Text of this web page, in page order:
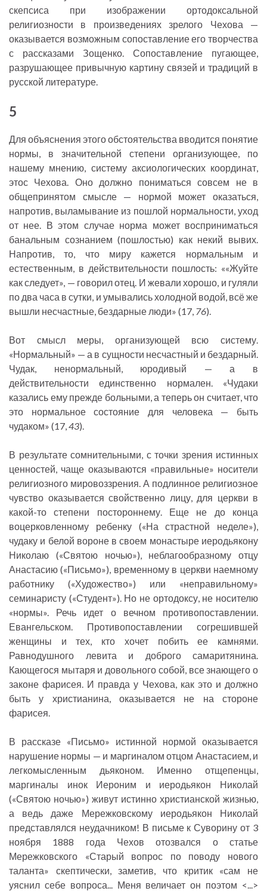
скепсиса при изображении ортодоксальной
религиозности в произведениях зрелого Чехова —
оказывается возможным сопоставление его творчества
с рассказами Зощенко. Сопоставление пугающее,
разрушающее привычную картину связей и традиций в
русской литературе.
5
Для объяснения этого обстоятельства вводится понятие
нормы, в значительной степени организующее, по
нашему мнению, систему аксиологических координат,
этос Чехова. Оно должно пониматься совсем не в
общепринятом смысле — нормой может оказаться,
напротив, выламывание из пошлой нормальности, уход
от нее. В этом случае норма может восприниматься
банальным сознанием (пошлостью) как некий вывих.
Напротив, то, что миру кажется нормальным и
естественным, в действительности пошлость: ««Жуйте
как следует», — говорил отец. И жевали хорошо, и гуляли
по два часа в сутки, и умывались холодной водой, всё же
вышли несчастные, бездарные люди» (17, 76).
Вот смысл меры, организующей всю систему.
«Нормальный» — а в сущности несчастный и бездарный.
Чудак, ненормальный, юродивый — а в
действительности единственно нормален. «Чудаки
казались ему прежде больными, а теперь он считает, что
это нормальное состояние для человека — быть
чудаком» (17,43).
В результате сомнительными, с точки зрения истинных
ценностей, чаще оказываются «правильные» носители
религиозного мировоззрения. А подлинное религиозное
чувство оказывается свойственно лицу, для церкви в
какой-то степени постороннему. Еще не до конца
воцерковленному ребенку («На страстной неделе»),
чудаку и белой вороне в своем монастыре иеродьякону
Николаю («Святою ночью»), неблагообразному отцу
Анастасию («Письмо»), временному в церкви наемному
работнику («Художество») или «неправильному»
семинаристу («Студент»). Но не ортодоксу, не носителю
«нормы». Речь идет о вечном противопоставлении.
Евангельском. Противопоставлении согрешившей
женщины и тех, кто хочет побить ее камнями.
Равнодушного левита и доброго самаритянина.
Кающегося мытаря и довольного собой, все знающего о
законе фарисея. И правда у Чехова, как это и должно
быть у христианина, оказывается не на стороне
фарисея.
В рассказе «Письмо» истинной нормой оказывается
нарушение нормы — и маргиналом отцом Анастасием, и
легкомысленным дьяконом. Именно отщепенцы,
маргиналы инок Иероним и иеродьякон Николай
(«Святою ночью») живут истинно христианской жизнью,
а ведь даже Мережковскому иеродьякон Николай
представлялся неудачником! В письме к Суворину от 3
ноября 1888 года Чехов отозвался о статье
Мережковского «Старый вопрос по поводу нового
таланта» скептически, заметив, что критик «сам не
уяснил себе вопроса... Меня величает он поэтом <...>